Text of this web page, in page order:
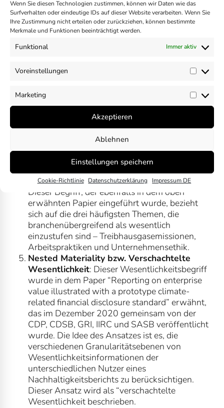
Wenn Sie diesen Technologien zustimmen, können wir Daten wie das
Surfverhalten oder eindeutige IDs auf dieser Website verarbeiten. Wenn Sie
Ihre Zustimmung nicht erteilen oder zurückziehen, können bestimmte
Merkmale und Funktionen beeinträchtigt werden.
Funktional Immer aktiv
Voreinstellungen
Marketing
Akzeptieren
Ablehnen
Einstellungen speichern
Cookie-Richtlinie Datenschutzerklärung Impressum DE
Nachhaltigkeitsberichterstattung nach dem
ESRS (mehr dazu hier).
Dynamische Wesentlichkeit bzw. Dynamic
: Dieser Terminus wurde
gemeinsam mit dem Begriff “Core Materiality”
einem Anbieter von ESG-Daten, in einem im
Forschungspapier eingeführt. Truevalue
zufolge wird das Konzept der Wesentlichkeit
immer wandelbarer und fließender – oder
anders ausgedrückt dynamischer. Der Begriff
wurde auch in einem Weißbuch des WEF, das
Group im März 2020 veröffentlicht wurde,
ausgiebig verwendet.
Kern-Wesentlichkeit bzw. Core Materiality
Dieser Begriff, der ebenfalls in dem oben
erwähnten Papier eingeführt wurde, bezieht
sich auf die drei häufigsten Themen, die
branchenübergreifend als wesentlich
einzustufen sind – Treibhausgasemissionen,
Arbeitspraktiken und Unternehmensethik.
Nested Materiality bzw. Verschachtelte
Wesentlichkeit: Dieser Wesentlichkeitsbegriff
wurde in dem Paper “Reporting on enterprise
value illustrated with a prototype climate-
related financial disclosure standard” erwähnt,
das im Dezember 2020 gemeinsam von der
CDP, CDSB, GRI, IIRC und SASB veröffentlicht
wurde. Die Idee des Ansatzes ist es, die
verschiedenen Granularitätsebenen von
Wesentlichkeitsinformationen der
unterschiedlichen Nutzer eines
Nachhaltigkeitsberichts zu berücksichtigen.
Dieser Ansatz wird als “verschachtelte
Wesentlichkeit beschrieben.